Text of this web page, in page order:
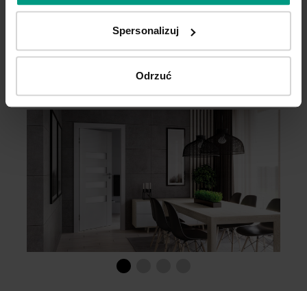
Spersonalizuj
Odrzuć